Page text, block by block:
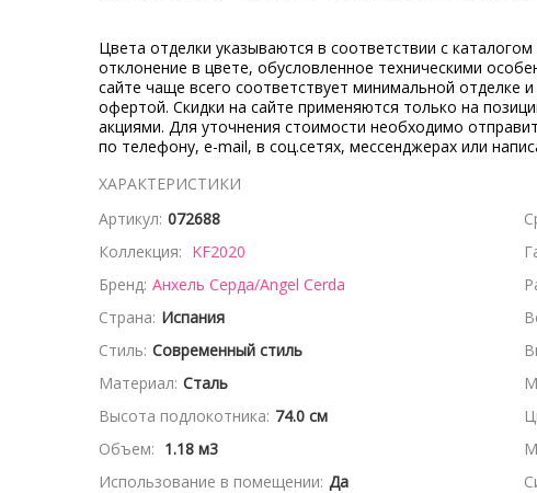
Цвета отделки указываются в соответствии с
отклонение в цвете, обусловленное техническими
сайте чаще всего соответствует минимальной отделке
офертой. Скидки на сайте применяются только на
акциями. Для уточнения стоимости необходимо
по телефону, e-mail, в соц.сетях, мессенджерах или
ХАРАКТЕРИСТИКИ
Артикул: 072688
Коллекция: KF2020
Бренд: Анхель Серда/Angel Cerda
Страна: Испания
Стиль: Современный стиль
Материал: Сталь
Высота подлокотника: 74.0 см
Объем: 1.18 м3
Использование в помещении: Да